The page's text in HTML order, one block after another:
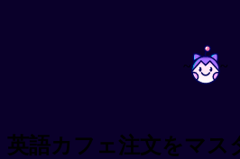
~ ~
英語カフェ注文をマス